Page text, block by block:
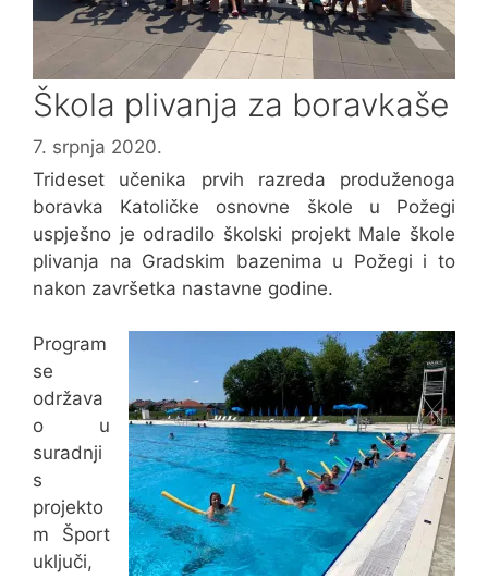
Škola plivanja za boravkaše
7. srpnja 2020.
Trideset učenika prvih razreda produženoga
boravka Katoličke osnovne škole u Požegi
uspješno je odradilo školski projekt Male škole
plivanja na Gradskim bazenima u Požegi i to
nakon završetka nastavne godine.
Program
se
održava
o u
suradnji
s
projekto
m Šport
uključi,